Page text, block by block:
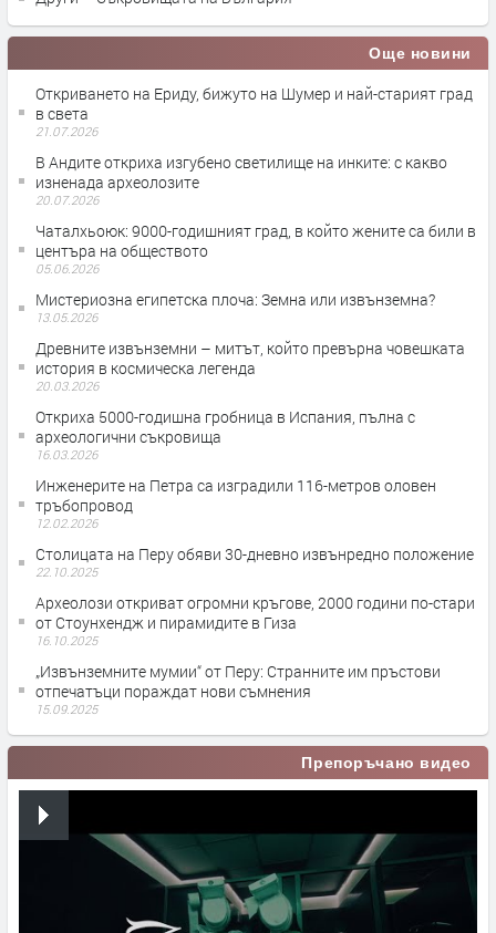
Още новини
Откриването на Ериду, бижуто на Шумер и най-старият град
в света
21.07.2026
В Андите откриха изгубено светилище на инките: с какво
изненада археолозите
20.07.2026
Чаталхьоюк: 9000-годишният град, в който жените са били в
центъра на обществото
05.06.2026
Мистериозна египетска плоча: Земна или извънземна?
13.05.2026
Древните извънземни – митът, който превърна човешката
история в космическа легенда
20.03.2026
Откриха 5000-годишна гробница в Испания, пълна с
археологични съкровища
16.03.2026
Инженерите на Петра са изградили 116-метров оловен
тръбопровод
12.02.2026
Столицата на Перу обяви 30-дневно извънредно положение
22.10.2025
Археолози откриват огромни кръгове, 2000 години по-стари
от Стоунхендж и пирамидите в Гиза
16.10.2025
„Извънземните мумии“ от Перу: Странните им пръстови
отпечатъци пораждат нови съмнения
15.09.2025
Препоръчано видео